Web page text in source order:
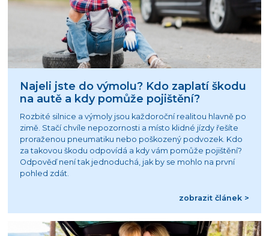
Najeli jste do výmolu? Kdo zaplatí škodu
na autě a kdy pomůže pojištění?
Rozbité silnice a výmoly jsou každoroční realitou hlavně po
zimě. Stačí chvíle nepozornosti a místo klidné jízdy řešíte
proraženou pneumatiku nebo poškozený podvozek. Kdo
za takovou škodu odpovídá a kdy vám pomůže pojištění?
Odpověď není tak jednoduchá, jak by se mohlo na první
pohled zdát.
zobrazit článek >